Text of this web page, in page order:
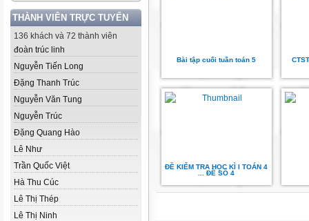
THÀNH VIÊN TRỰC TUYẾN
136 khách và 72 thành viên
đoàn trúc linh
Nguyễn Tiến Long
Đặng Thanh Trúc
Nguyễn Văn Tung
Nguyễn Trúc
Đặng Quang Hào
Lê Như
Trần Quốc Việt
Hà Thu Cúc
Lê Thị Thép
Lê Thị Ninh
Bài tập cuối tuần toán 5
ĐỀ KIỂM TRA HỌC KÌ I TOÁN 4
... ĐỀ SỐ 4